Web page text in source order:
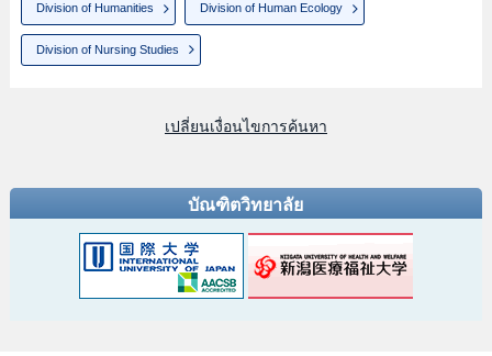
Division of Humanities Division of Human Ecology
Division of Nursing Studies
เปลี่ยนเงื่อนไขการค้นหา
บัณฑิตวิทยาลัย